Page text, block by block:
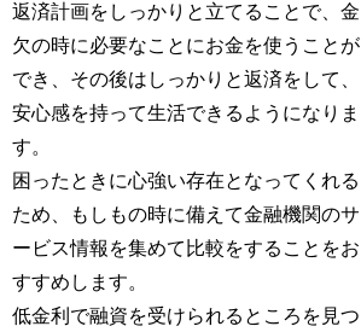
返済計画をしっかりと立てることで、金
欠の時に必要なことにお金を使うことが
でき、その後はしっかりと返済をして、
安心感を持って生活できるようになりま
す。
困ったときに心強い存在となってくれる
ため、もしもの時に備えて金融機関のサ
ービス情報を集めて比較をすることをお
すすめします。
低金利で融資を受けられるところを見つ